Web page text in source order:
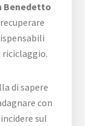
Benedetto
riciclaggio.
di sapere
con
sul